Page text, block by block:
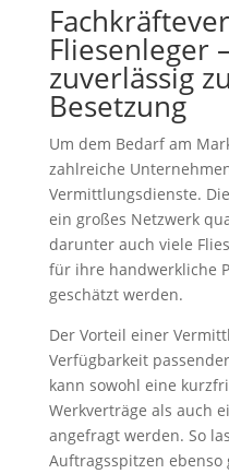
Fliesenleger
zuverlässig
Besetzung
Um dem Bedarf am
zahlreiche
Vermittlungsdienste.
ein großes Netzwerk
darunter auch viele
für ihre handwerkliche
geschätzt werden.
Der Vorteil einer
Verfügbarkeit
kann sowohl eine
Werkverträge als auch
angefragt werden. So
Auftragsspitzen ebenso